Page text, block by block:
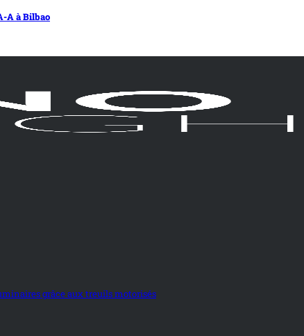
A à Bilbao
grâce aux treuils motorisés